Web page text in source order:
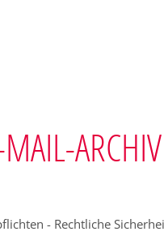
ARCHIV
- Rechtliche